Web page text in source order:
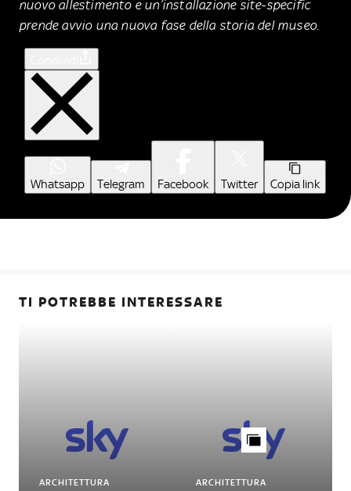
nuovo allestimento e un’installazione site-specific
prende avvio una nuova fase della storia del museo.
Whatsapp Telegram Facebook Twitter Copia link
TI POTREBBE INTERESSARE
ARCHITETTURA ARCHITETTURA